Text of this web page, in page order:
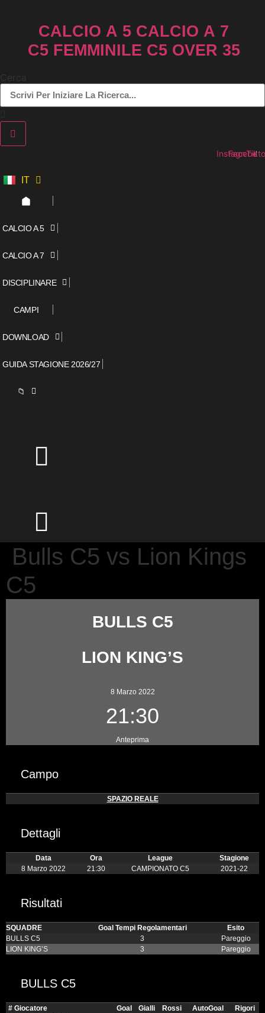
contenutoCALCIO A 5 CALCIO A 7
C5 FEMMINILE C5 OVER 35
Cerca
Instagram
IT
ES
CALCIO A 5
CALCIO A 7
DISCIPLINARE
CAMPI
DOWNLOAD
GUIDA STAGIONE 2026/27
📁
Bulls C5 vs Lion Kings
C5
BULLS C5
LION KING’S
8 Marzo 2022
21:30
Anteprima
Campo
SPAZIO REALE
Dettagli
Data Ora League
Stagione
8 Marzo 2022
21:30 CAMPIONATO C5 2021-22
Risultati
SQUADRE Goal Tempi Regolamentari
Esito
BULLS C5
3
Pareggio
LION KING’S
3 Pareggio
BULLS C5
# Giocatore Goal Gialli Rossi AutoGoal
Rigori